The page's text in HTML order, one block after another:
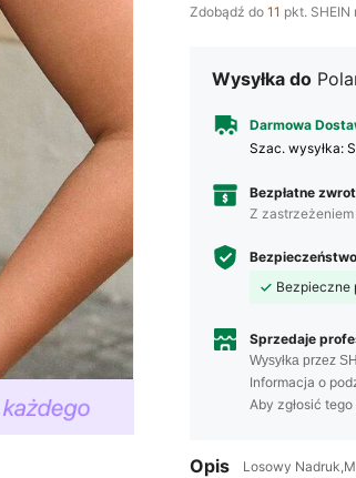
Zdobądź do 11 pkt.
Wysyłka do
Darmowa
Szac. wysyłka:
Bezpłatne
Z
Bezpieczne
Sprzedaje
Wysyłka przez
Informacja o
Aby zgłosić
Opis Losowy